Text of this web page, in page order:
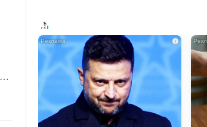
i